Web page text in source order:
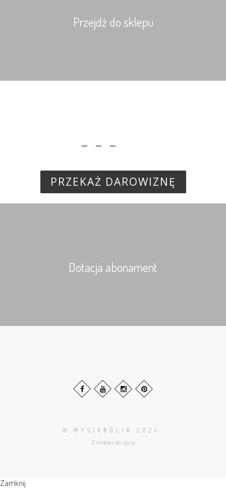
Przejdź do sklepu
Dotacja abonament
© MYSIKRÓLIK 202 4.
Z miłości do życia
Zamknij